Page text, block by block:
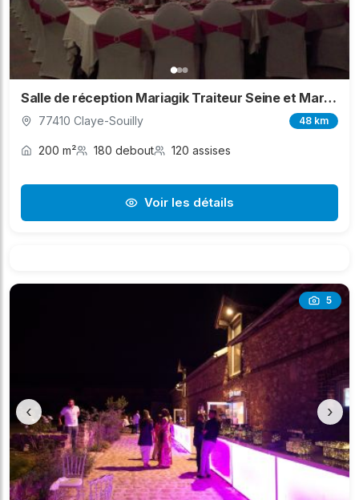
Salle de réception Mariagik Traiteur Seine et Marne
77410 Claye-Souilly 48 km
200 m² 180 debout 120 assises
Voir les détails
5
‹ ›